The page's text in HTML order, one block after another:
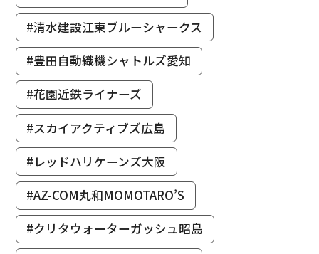
#清水建設江東ブルーシャークス
#豊田自動織機シャトルズ愛知
#花園近鉄ライナーズ
#スカイアクティブズ広島
#レッドハリケーンズ大阪
#AZ-COM丸和MOMOTARO’S
#クリタウォーターガッシュ昭島